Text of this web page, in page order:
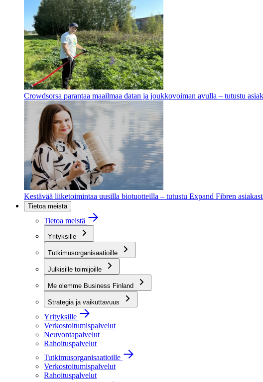
Crowdsorsa parantaa maailmaa datan ja joukkovoiman avulla – tutustu
Kestävää liiketoimintaa uusilla biotuotteilla – tutustu Expand Fibren
Tietoa meistä
Tietoa meistä
Yrityksille
Tutkimusorganisaatioille
Julkisille toimijoille
Me olemme Business Finland
Strategia ja vaikuttavuus
Yrityksille
Verkostoitumispalvelut
Neuvontapalvelut
Rahoituspalvelut
Tutkimusorganisaatioille
Verkostoitumispalvelut
Rahoituspalvelut